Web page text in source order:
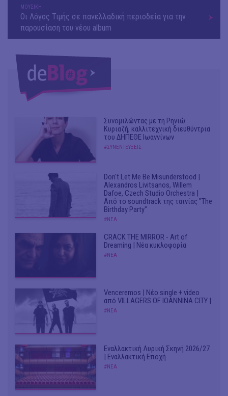
ΜΟΥΣΙΚΗ
Οι Λόγος Τιμής σε πανελλαδική περιοδεία για την
παρουσίαση του νέου album
Συνομιλώντας με τη Ρηνιώ
Κυριαζή, καλλιτεχνική διευθύντρια
του ΔΗΠΕΘΕ Ιωαννίνων
#ΣΥΝΕΝΤΕΥΞΕΙΣ
Don't Let Me Be Misunderstood |
Alexandros Livitsanos, Willem
Dafoe, Czech Studio Orchestra |
Από το soundtrack της ταινίας "The
Birthday Party"
#ΝΕΑ
CRACK THE MIRROR - Art of
Dreaming | Νέα κυκλοφορία
#ΝΕΑ
Venceremos | Νέο single + video
από VILLAGERS OF IOANNINA CITY |
#ΝΕΑ
Εναλλακτική Λυρική Σκηνή 2026/27
| Εναλλακτική Εποχή
#ΝΕΑ